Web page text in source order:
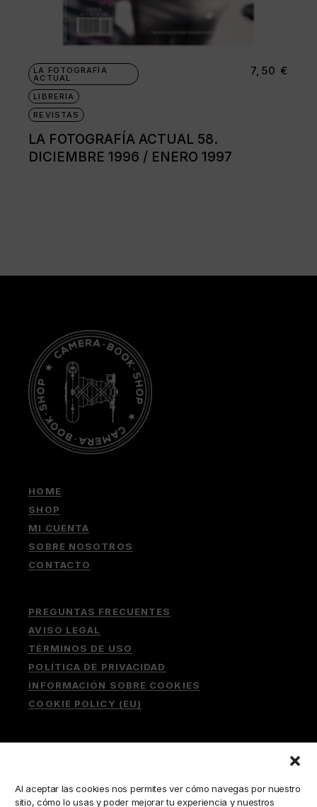
Al aceptar las cookies nos permites ver cómo navegas por nuestro
sitio, cómo lo usas y poder mejorar tu experiencia y nuestros
LA FOTOGRAFÍA
ACTUAL
LIBRERÍA
REVISTAS
LA FOTOGRAFÍA ACTUAL 58.
DICIEMBRE 1996 / ENERO 1997
7,50 €
HOME
SHOP
MI CUENTA
SOBRE NOSOTROS
CONTACTO
PREGUNTAS FRECUENTES
AVISO LEGAL
TÉRMINOS DE USO
POLÍTICA DE PRIVACIDAD
INFORMACIÓN SOBRE COOKIES
COOKIE POLICY (EU)
Buscar: